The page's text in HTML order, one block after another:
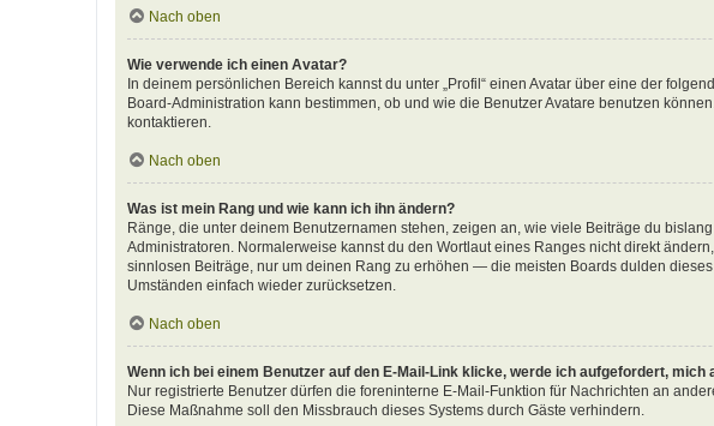
Nach oben
Wie verwende ich einen Avatar?
In deinem persönlichen Bereich kannst du unter „Profil“ einen Avatar über eine der
Board-Administration kann bestimmen, ob und wie die Benutzer Avatare benutzen
kontaktieren.
Nach oben
Was ist mein Rang und wie kann ich ihn ändern?
Ränge, die unter deinem Benutzernamen stehen, zeigen an, wie viele Beiträge du
Administratoren. Normalerweise kannst du den Wortlaut eines Ranges nicht direkt
sinnlosen Beiträge, nur um deinen Rang zu erhöhen — die meisten Boards dulden
Umständen einfach wieder zurücksetzen.
Nach oben
Wenn ich bei einem Benutzer auf den E-Mail-Link klicke, werde ich aufgefordert, mich
Nur registrierte Benutzer dürfen die foreninterne E-Mail-Funktion für Nachrichten an
Diese Maßnahme soll den Missbrauch dieses Systems durch Gäste verhindern.